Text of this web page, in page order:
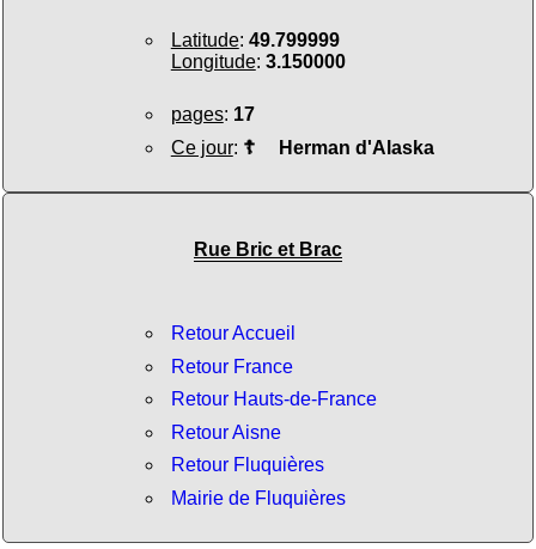
Latitude: 49.799999
Longitude: 3.150000
pages: 17
Ce jour: ☦Herman d'Alaska
Rue Bric et Brac
Retour Accueil
Retour France
Retour Hauts-de-France
Retour Aisne
Retour Fluquières
Mairie de Fluquières